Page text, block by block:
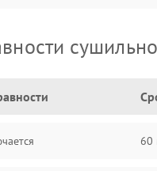
60